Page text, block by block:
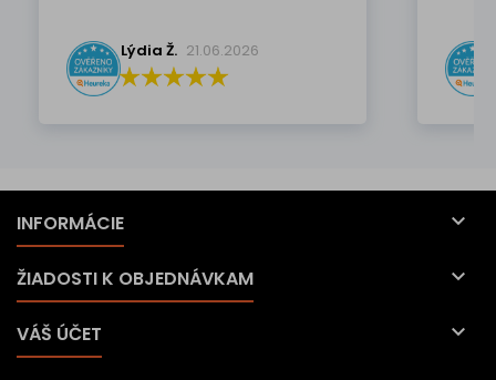
Lýdia Ž. 21.06.2026
INFORMÁCIE 
ŽIADOSTI K OBJEDNÁVKAM 
VÁŠ ÚČET 